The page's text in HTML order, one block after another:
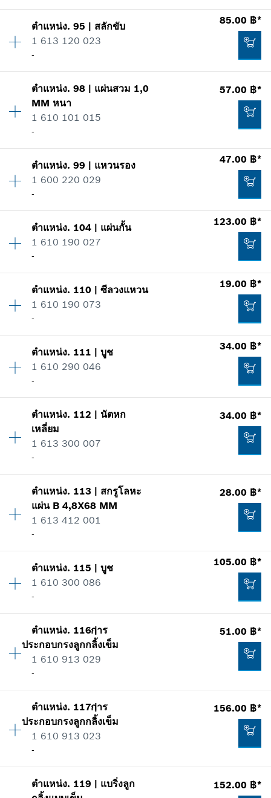
เพิ่มในตะกร้าสินค้า
-
เพิ่มในตะกร้าสินค้า
รายการการใช้
แสดงในรูป
129.00 ฿*
ปริมาณ 1
ราคากลุ่ม: 12
รายการการใช้
แสดงในรูป
51.00 ฿*
เพิ่มในตะกร้าสินค้า
ตำแหน่ง.95 | สลักขับ
1 613 120 023
-
85.00 ฿*
ปริมาณ 4
ราคากลุ่ม
ข้อมูลชิ้นส่วนอะไหล่
แสดงในรูป
85.00 ฿*
เพิ่มในตะกร้าสินค้า
ตำแหน่ง.98 | แผ่นสวม 1,0
MM หนา
1 610 101 015
-
57.00 ฿*
ปริมาณ 1
ราคากลุ่ม: 11
รายการการใช้
แสดงในรูป
57.00 ฿*
ตำแหน่ง.99 | แหวนรอง
1 600 220 029
-
47.00 ฿*
ราคากลุ่ม:14
แสดงในรูป
47.00 ฿*
*ราคาทั้งหมดไม่รวมภาษีมูลค่าเพิ่ม
เพิ่มในตะกร้าสินค้า
ตำแหน่ง. 104 | แผ่นกั้น
1 610 190 027
-
123.00 ฿*
ปริมาณ 1
ราคากลุ่ม: 18
รายการการใช้
แสดงในรูป
123.00 ฿*
เพิ่มในตะกร้าสินค้า
ตำแหน่ง. 110 |ซีลวงแหวน
1 610 190 073
-
19.00 ฿*
ปริมาณ 1
ราคากลุ่ม: 10
รายการการใช้
แสดงในรูป
19.00 ฿*
ราคาทั้งหมดไม่รวมภาษีมูลค่าเพิ่ม
ตำแหน่ง. 111 |บูช
1 610 290 046
-
34.00 ฿*
ปริมาณ 1
ราคากลุ่ม
ข้อมูลชิ้นส่วนอะไหล่
แสดงในรูป
34.00 ฿*
ราคาทั้งหมดไม่รวมภาษีมูลค่าเพิ่ม
ตำแหน่ง. 112 | นัตหก
เหลี่ยม
1 613 300 007
-
34.00 ฿*
ปริมาณ 1
ราคากลุ่ม:11
ข้อมูลชิ้นส่วนอะไหล่
แสดงในรูป
34.00 ฿*
ราคาทั้งหมดไม่รวมภาษีมูลค่าเพิ่ม
ตำแหน่ง. 113 | สกรูโลหะ
แผ่น B 4,8X68 MM
1 613 412 001
-
28.00 ฿*
ราคากลุ่ม:11
แสดงในรูป
28.00 ฿*
*ราคาทั้งหมดไม่รวมภาษีมูลค่าเพิ่ม
ตำแหน่ง. 115 |บูช
1 610 300 086
-
105.00 ฿*
ปริมาณ 1
ราคากลุ่ม:18
ข้อมูลชิ้นส่วนอะไหล่
แสดงในรูป
105.00 ฿*
* ราคาทั้งหมดไม่รวมภาษีมูลค่าเพิ่ม
ตำแหน่ง. 116|
การ
ประกอบกรงลูกกลิ้งเข็ม
1 610 913 029
-
51.00 ฿*
ปริมาณ 2
ราคากลุ่ม:16
ข้อมูลชิ้นส่วนอะไหล่
แสดงในรูป
ตำแหน่ง. 117|
การ
ประกอบกรงลูกกลิ้งเข็ม
1 610 913 023
-
156.00 ฿*
ปริมาณ 1
ตำแหน่ง. 119 | แบริ่งลูก
152.00 ฿*